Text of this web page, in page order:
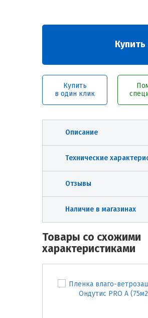
Купить
Купить
в один клик
Описание
Технические
Отзывы
Наличие в магазинах
Товары со схожими
характеристиками